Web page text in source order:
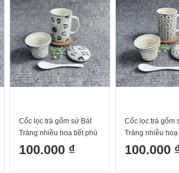
Cốc lọc trà gốm sứ Bát
Tràng nhiều hoạ tiết phù
dung 300ml
100.000 ₫
Cốc lọc trà gốm
Tràng nhiều
dây 300ml
100.000